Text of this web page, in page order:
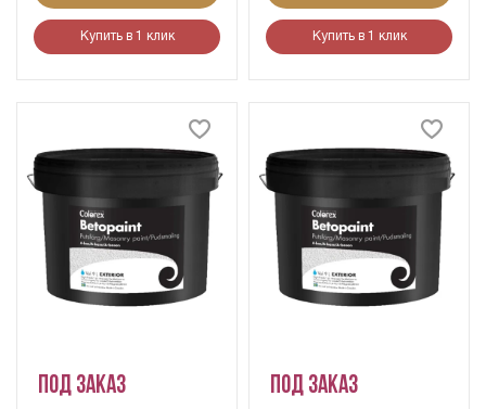
Купить в 1 клик Купить в 1 клик
Под заказ Под заказ